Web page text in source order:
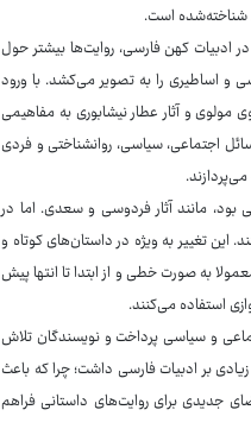
شناخته‌شده است.
ادبیات کهن فارسی، روایت‌ها بیشتر حول
و اساطیری را به تصویر می‌کشد. با ورود
مولوی و آثار عطار نیشابوری به مفاهیمی
اجتماعی، سیاسی، روانشناختی و فردی
بود، مانند آثار فردوسی و سعدی. اما در
این تغییر به ویژه در داستان‌های کوتاه و
به صورت خطی و از ابتدا تا انتها پیش
استفاده می‌کنند.
و سیاسی پرداخت و نویسندگان تلاش
بر ادبیات فارسی داشت؛ چرا که باعث
جدیدی برای روایت‌های داستانی فراهم